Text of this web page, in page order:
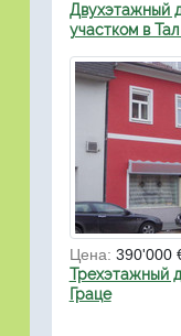
Двухэтажный
участком в
Цена: 390'000
Трехэтажный
Граце